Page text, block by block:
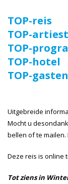
TOP-reis
TOP-
TOP-
TOP-hotel
TOP-gasten
Uitgebreide
Mocht u
bellen of te mailen.
Deze reis is online
Tot ziens in